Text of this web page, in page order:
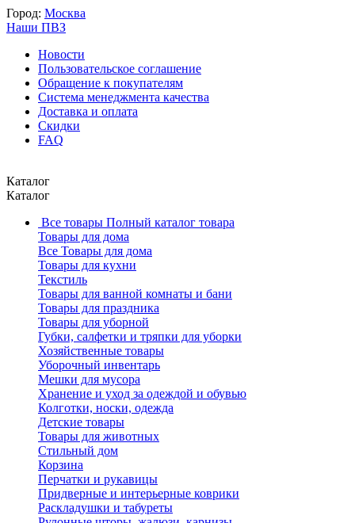
Город: Москва
Наши ПВЗ
Новости
Пользовательское соглашение
Обращение к покупателям
Система менеджмента качества
Доставка и оплата
Скидки
FAQ
Каталог
Каталог
Все товары Полный каталог товара
Товары для дома
Все Товары для дома
Товары для кухни
Текстиль
Товары для ванной комнаты и бани
Товары для праздника
Товары для уборной
Губки, салфетки и тряпки для уборки
Хозяйственные товары
Уборочный инвентарь
Мешки для мусора
Хранение и уход за одеждой и обувью
Колготки, носки, одежда
Детские товары
Товары для животных
Стильный дом
Корзина
Перчатки и рукавицы
Придверные и интерьерные коврики
Раскладушки и табуреты